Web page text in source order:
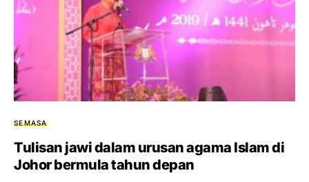
SEMASA
Tulisan jawi dalam urusan agama Islam di
Johor bermula tahun depan